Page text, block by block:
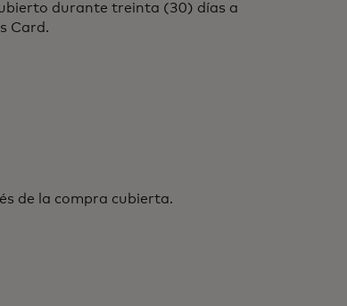
durante treinta (30) días a
Card.
de la compra cubierta.